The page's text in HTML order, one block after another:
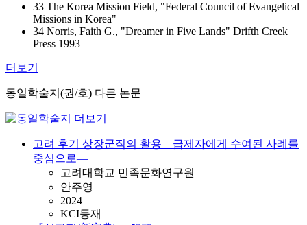
33 The Korea Mission Field, "Federal Council of Evangelical
Missions in Korea"
34 Norris, Faith G., "Dreamer in Five Lands" Drifth Creek
Press 1993
더보기
동일학술지(권/호) 다른 논문
고려 후기 상장군직의 활용―급제자에게 수여된 사례를
중심으로―
고려대학교 민족문화연구원
안주영
2024
KCI등재